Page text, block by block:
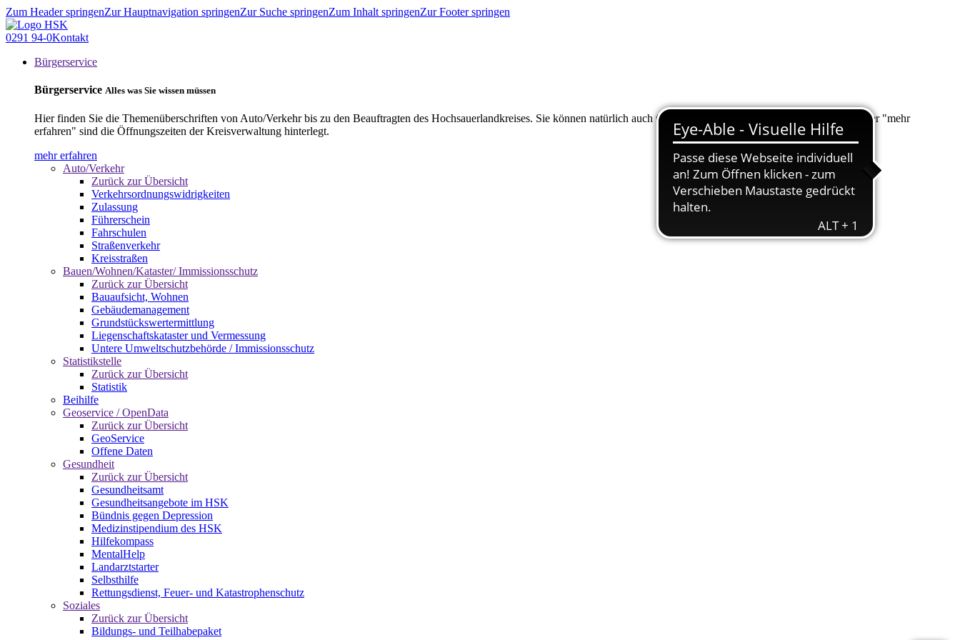
Zum Header springenZur Hauptnavigation springenZur Suche springenZum Inhalt springenZur Footer springen
0291 94-0Kontakt
Bürgerservice
Bürgerservice Alles was Sie wissen müssen
Hier finden Sie die Themenüberschriften von Auto/Verkehr bis zu den Beauftragten des Hochsauerlandkreises. Sie können natürlich auch über "Suche" nach Ihrem Anliegen suchen. Unter "mehr
erfahren" sind die Öffnungszeiten der Kreisverwaltung hinterlegt.
mehr erfahren
Auto/Verkehr
Zurück zur Übersicht
Verkehrsordnungswidrigkeiten
Zulassung
Führerschein
Fahrschulen
Straßenverkehr
Kreisstraßen
Bauen/Wohnen/Kataster/ Immissionsschutz
Zurück zur Übersicht
Bauaufsicht, Wohnen
Gebäudemanagement
Grundstückswertermittlung
Liegenschaftskataster und Vermessung
Untere Umweltschutzbehörde / Immissionsschutz
Statistikstelle
Zurück zur Übersicht
Statistik
Beihilfe
Geoservice / OpenData
Zurück zur Übersicht
GeoService
Offene Daten
Gesundheit
Zurück zur Übersicht
Gesundheitsamt
Gesundheitsangebote im HSK
Bündnis gegen Depression
Medizinstipendium des HSK
Hilfekompass
MentalHelp
Landarztstarter
Selbsthilfe
Rettungsdienst, Feuer- und Katastrophenschutz
Soziales
Zurück zur Übersicht
Bildungs- und Teilhabepaket